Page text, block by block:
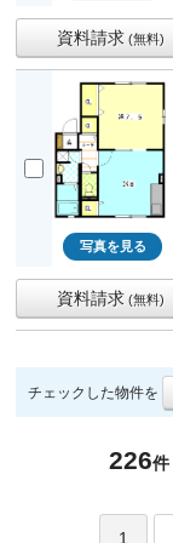
資料請求 (無料)
写真を見る
資料請求 (無料)
チェックした物件を
226件
1